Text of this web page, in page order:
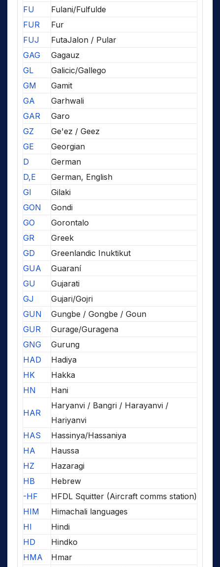
FU
Fulani/Fulfulde
FUR
Fur
FUJ
FutaJalon / Pular
GAG
Gagauz
GL
Galicic/Gallego
GM
Gamit
GA
Garhwali
GAR
Garo
GZ
Ge'ez / Geez
GE
Georgian
D
German
D,E
German, English
GI
Gilaki
GON
Gondi
GO
Gorontalo
GR
Greek
GD
Greenlandic Inuktikut
GUA
Guaraní
GU
Gujarati
GJ
Gujari/Gojri
GUN
Gungbe / Gongbe / Goun
GUR
Gurage/Guragena
GNG
Gurung
HAD
Hadiya
HK
Hakka
HN
Hani
HAR
Haryanvi / Bangri / Harayanvi /
Hariyanvi
HAS
Hassinya/Hassaniya
HA
Haussa
HZ
Hazaragi
HB
Hebrew
-HF
HFDL Squitter (Aircraft comms station)
HIM
Himachali languages
HI
Hindi
HD
Hindko
HMA
Hmar